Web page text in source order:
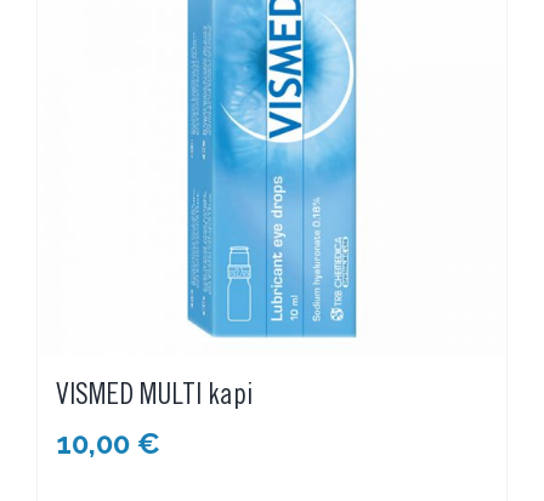
VISMED MULTI kapi
10,00 €